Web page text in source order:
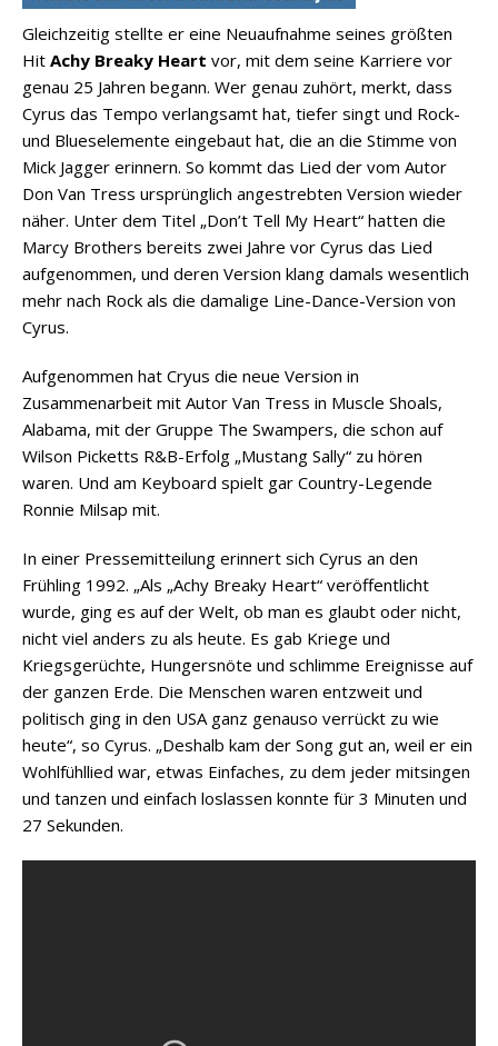
Gleichzeitig stellte er eine Neuaufnahme seines größten
Hit Achy Breaky Heart vor, mit dem seine Karriere vor
genau 25 Jahren begann. Wer genau zuhört, merkt, dass
Cyrus das Tempo verlangsamt hat, tiefer singt und Rock-
und Blueselemente eingebaut hat, die an die Stimme von
Mick Jagger erinnern. So kommt das Lied der vom Autor
Don Van Tress ursprünglich angestrebten Version wieder
näher. Unter dem Titel „Don’t Tell My Heart“ hatten die
Marcy Brothers bereits zwei Jahre vor Cyrus das Lied
aufgenommen, und deren Version klang damals wesentlich
mehr nach Rock als die damalige Line-Dance-Version von
Cyrus.
Aufgenommen hat Cryus die neue Version in
Zusammenarbeit mit Autor Van Tress in Muscle Shoals,
Alabama, mit der Gruppe The Swampers, die schon auf
Wilson Picketts R&B-Erfolg „Mustang Sally“ zu hören
waren. Und am Keyboard spielt gar Country-Legende
Ronnie Milsap mit.
In einer Pressemitteilung erinnert sich Cyrus an den
Frühling 1992. „Als „Achy Breaky Heart“ veröffentlicht
wurde, ging es auf der Welt, ob man es glaubt oder nicht,
nicht viel anders zu als heute. Es gab Kriege und
Kriegsgerüchte, Hungersnöte und schlimme Ereignisse auf
der ganzen Erde. Die Menschen waren entzweit und
politisch ging in den USA ganz genauso verrückt zu wie
heute“, so Cyrus. „Deshalb kam der Song gut an, weil er ein
Wohlfühllied war, etwas Einfaches, zu dem jeder mitsingen
und tanzen und einfach loslassen konnte für 3 Minuten und
27 Sekunden.